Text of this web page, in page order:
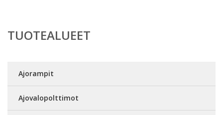
TUOTEALUEET
Ajorampit
Ajovalopolttimot